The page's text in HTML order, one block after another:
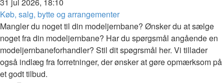
Køb, salg, bytte og arrangementer
Mangler du noget til din modeljernbane? Ønsker du at sælge
noget fra din modeljernbane? Har du spørgsmål angående en
modeljernbaneforhandler? Stil dit spøgrsmål her. Vi tillader
også indlæg fra forretninger, der ønsker at gøre opmærksom på
et godt tilbud.